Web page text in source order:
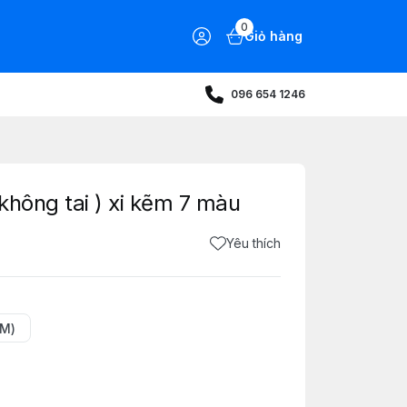
0
Giỏ hàng
096 654 1246
tai ) xi kẽm 7 màu
Yêu thích